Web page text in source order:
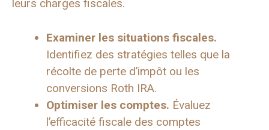
leurs charges fiscales.
Examiner les situations fiscales.
Identifiez des stratégies telles que la
récolte de perte d’impôt ou les
conversions Roth IRA.
Optimiser les comptes. Évaluez
l’efficacité fiscale des comptes